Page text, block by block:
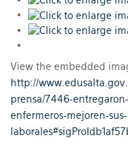
View the embedded
http://
prensa/7446-
enfermeros-mejoren-